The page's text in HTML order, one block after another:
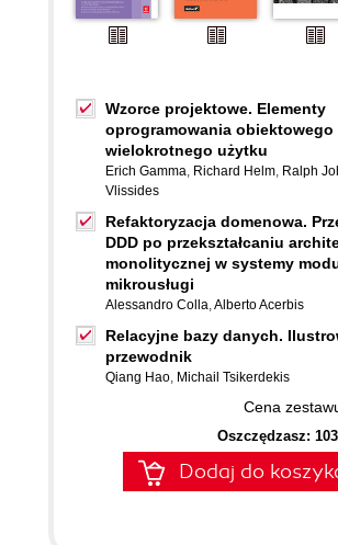
Wzorce projektowe. Elementy
oprogramowania obiektowego
wielokrotnego użytku
Erich Gamma, Richard Helm, Ralph
Vlissides
Refaktoryzacja domenowa.
DDD po przekształcaniu
monolitycznej w systemy
mikrousługi
Alessandro Colla,Alberto Acerbis
Relacyjne bazy danych.
przewodnik
Qiang Hao, Michail Tsikerdekis
Cena
Oszczędzasz:
Dodaj do